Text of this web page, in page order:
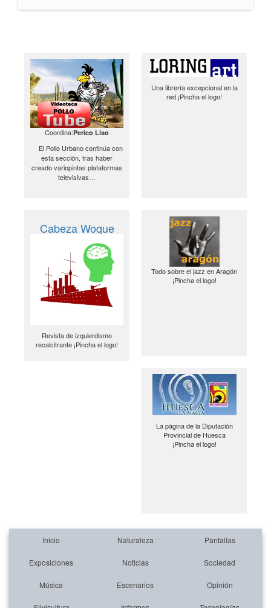
Coordina:Perico Liso
El Pollo Urbano continúa con
esta sección, tras haber
creado variopintas plataformas
televisivas…
Una librería excepcional en la
red ¡Pincha el logo!
Cabeza Woque
Revista de izquierdismo
recalcitrante ¡Pincha el logo!
Todo sobre el jazz en Aragón
¡Pincha el logo!
La página de la Diputación
Provincial de Huesca
¡Pincha el logo!
Inicio Naturaleza Pantallas
Exposiciones Noticias Sociedad
Música Escenarios Opinión